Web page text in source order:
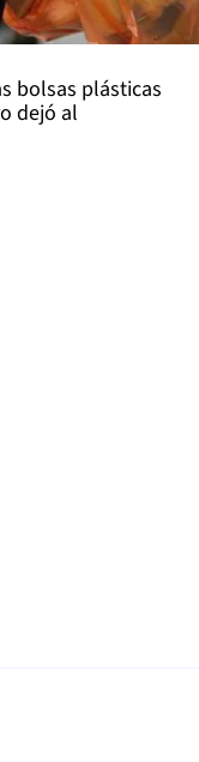
bolsas plásticas
dejó al